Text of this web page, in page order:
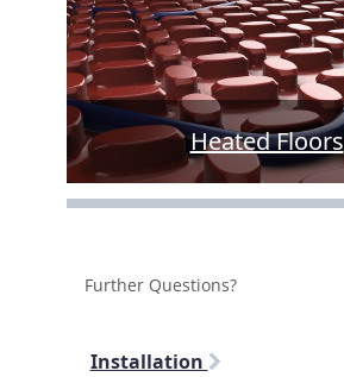
Heated Floors
Further Questions?
Installation